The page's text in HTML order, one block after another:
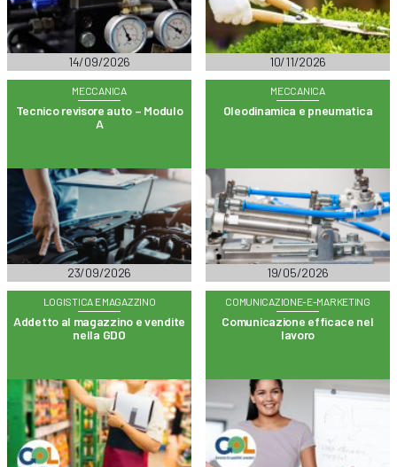
14/09/2026 10/11/2026
MECCANICA
Tecnico revisore auto – Modulo
A
23/09/2026
MECCANICA
Oleodinamica e pneumatica
19/05/2026
LOGISTICA E MAGAZZINO
Addetto al magazzino e vendite
nella GDO
COMUNICAZIONE-E-MARKETING
Comunicazione efficace nel
lavoro